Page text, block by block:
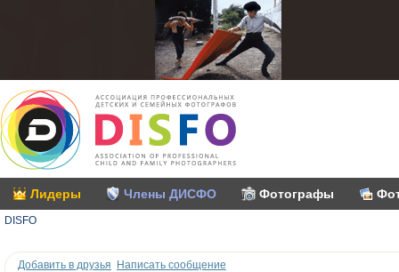
Лидеры Члены ДИСФО Фотографы
DISFO
Добавить в друзья Написать сообщение